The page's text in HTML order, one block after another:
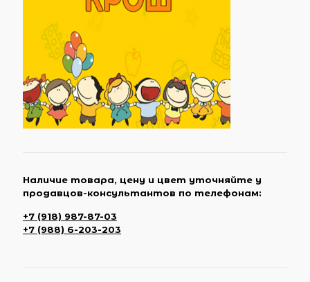
Наличие товара, цену и цвет уточняйте у
продавцов-консультантов по телефонам:
+7 (918) 987-87-03
+7 (988) 6-203-203